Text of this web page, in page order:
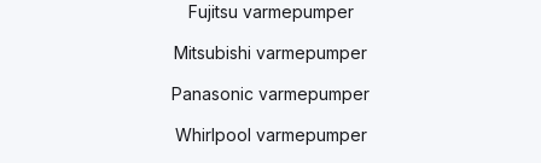
Fujitsu varmepumper
Mitsubishi varmepumper
Panasonic varmepumper
Whirlpool varmepumper